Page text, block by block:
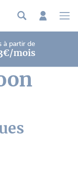
à partir de
mois